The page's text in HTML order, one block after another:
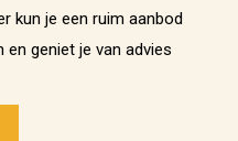
kun je een ruim aanbod
geniet je van advies